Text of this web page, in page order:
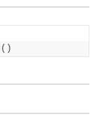
()